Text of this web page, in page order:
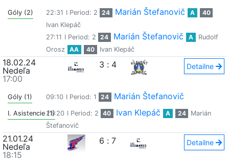
Góly (2) 22:31 I Period: 2 24 Marián Štefanovič A
40
Ivan Klepáč
27:11 I Period: 2 24 Marián Štefanovič A
Rudolf
Orosz
AA 40 Ivan Klepáč
18.02.24
Nedeľa
17:00
3 : 4 Detailne
Góly (1) 09:10 I Period: 1 24 Marián Štefanovič
I. Asistencie (1)25:20 I Period: 2 40 Ivan Klepáč A 24
Marián
Štefanovič
21.01.24
Nedeľa
18:15
6 : 7 Detailne